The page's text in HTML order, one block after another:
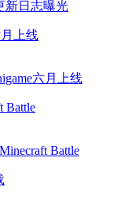
上线
Battle